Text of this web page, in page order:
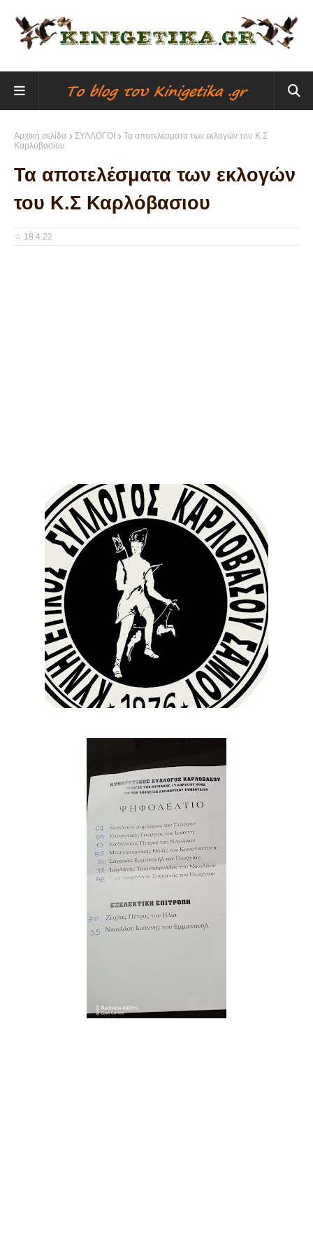
Αρχική σελίδα ΣΥΛΛΟΓΟΙ
Τα αποτελέσματα των εκλογών του Κ.Σ
Καρλόβασιου
Τα αποτελέσματα των εκλογών
του Κ.Σ Καρλόβασιου
☆ 18.4.22